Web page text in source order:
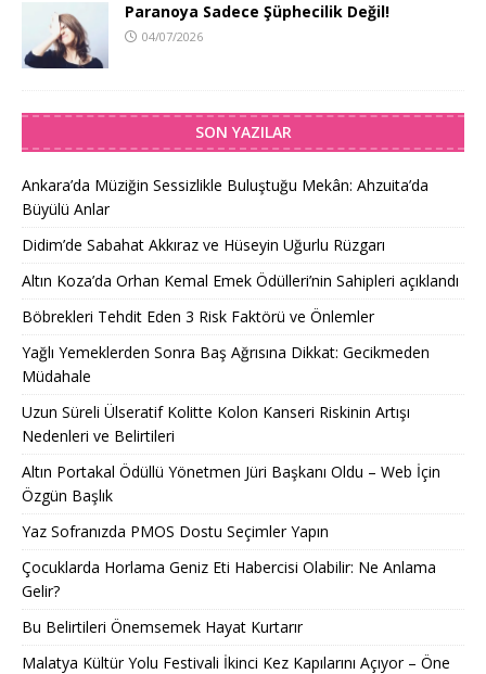
Paranoya Sadece Şüphecilik Değil!
04/07/2026
SON YAZILAR
Ankara’da Müziğin Sessizlikle Buluştuğu Mekân: Ahzuita’da
Büyülü Anlar
Didim’de Sabahat Akkıraz ve Hüseyin Uğurlu Rüzgarı
Altın Koza’da Orhan Kemal Emek Ödülleri’nin Sahipleri açıklandı
Böbrekleri Tehdit Eden 3 Risk Faktörü ve Önlemler
Yağlı Yemeklerden Sonra Baş Ağrısına Dikkat: Gecikmeden
Müdahale
Uzun Süreli Ülseratif Kolitte Kolon Kanseri Riskinin Artışı
Nedenleri ve Belirtileri
Altın Portakal Ödüllü Yönetmen Jüri Başkanı Oldu – Web İçin
Özgün Başlık
Yaz Sofranızda PMOS Dostu Seçimler Yapın
Çocuklarda Horlama Geniz Eti Habercisi Olabilir: Ne Anlama
Gelir?
Bu Belirtileri Önemsemek Hayat Kurtarır
Malatya Kültür Yolu Festivali İkinci Kez Kapılarını Açıyor – Öne